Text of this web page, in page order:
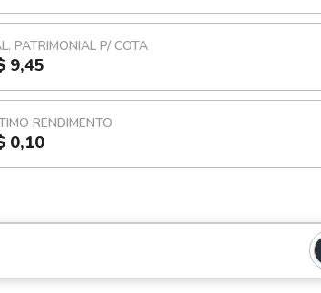
PATRIMONIAL P/ COTA
9,45
RENDIMENTO
0,10